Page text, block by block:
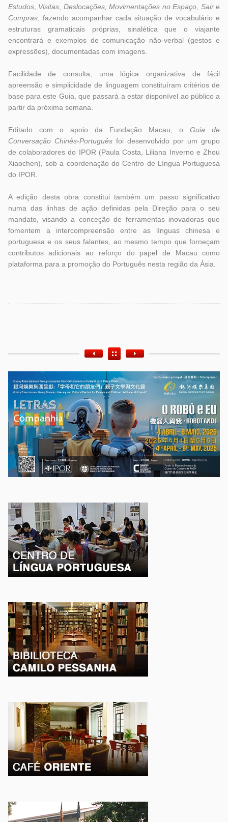
Estudos, Visitas Deslocações, Movimentações no Espaço Saire
Compras, fazendo acompanhar cada situação de vocabulário e
estruturas gramaticais próprias, sinalética que o viajante
encontrará e exemplos de comunicação não-verbal (gestos e
expressões), documentadas com imagens.
Facilidade de consulta, uma lógica organizativa de fácil
apreensão e simplicidade de linguagem constituíram critérios de
base para este Guia, que passará a estar disponível ao público a
partir da próxima semana.
Editado com o apoio da Fundação Macau, oGuia de
Conversação Chinês-Portuguêsfoi desenvolvido por um grupo
de colaboradores do IPOR (Paula Costa, Liliana Inverno e Zhou
Xiaochen), sob a coordenação do Centro de Língua Portuguesa
do IPOR.
A edição desta obra constitui também um passo significativo
numa das linhas de ação definidas pela Direção para o seu
mandato, visando a conceção de ferramentas inovadoras que
fomentem a intercompreensão entre as línguas chinesa e
portuguesa e os seus falantes, ao mesmo tempo que forneçam
contributos adicionais ao reforço do papel de Macau como
plataforma para a promoção do Português nesta região da Ásia.